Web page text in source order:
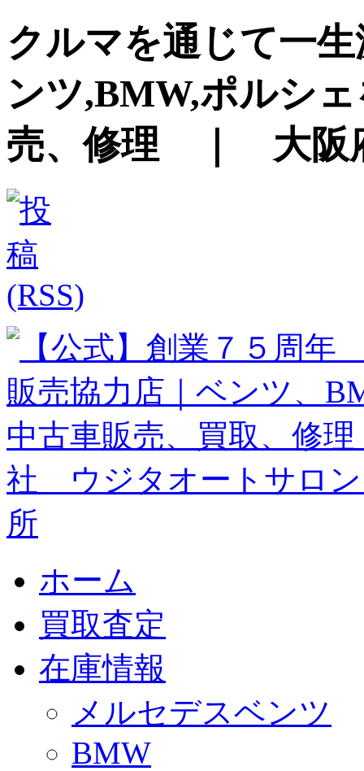
クルマを通じて一
ンツ,BMW,ポルシ
売、修理 ｜ 大阪
ホーム
買取査定
在庫情報
メルセデスベンツ
BMW